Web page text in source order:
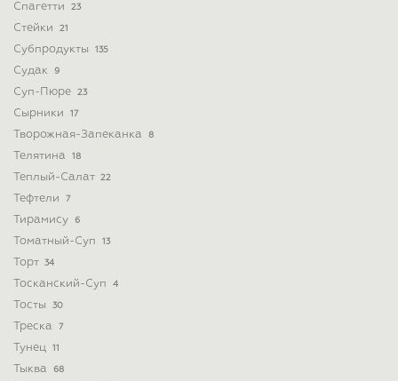
Спагетти 23
Стейки 21
Субпродукты 135
Судак 9
Суп-Пюре 23
Сырники 17
Творожная-Запеканка 8
Телятина 18
Теплый-Салат 22
Тефтели 7
Тирамису 6
Томатный-Суп 13
Торт 34
Тосканский-Суп 4
Тосты 30
Треска 7
Тунец 11
Тыква 68